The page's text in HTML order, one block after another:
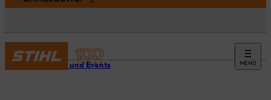
MENÜ
Service und Events